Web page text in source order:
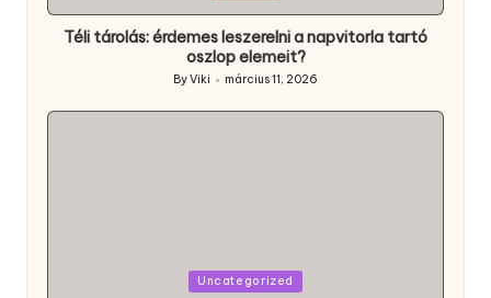
Téli tárolás: érdemes leszerelni a napvitorla tartó
oszlop elemeit?
Posted
by
ByViki március 11, 2026
Uncategorized